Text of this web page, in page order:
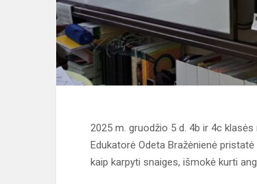
2025 m. gruodžio 5 d. 4b ir 4c
Edukatorė Odeta Bražėnienė
kaip karpyti snaiges, išmokė kurti